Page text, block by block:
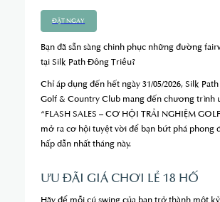
ĐẶT NGAY
Bạn đã sẵn sàng chinh phục những đường
tại Silk Path Đông Triều?
Chỉ áp dụng đến hết ngày 31/05/2026, Silk
Golf & Country Club mang đến chương trình
“FLASH SALES – CƠ HỘI TRẢI NGHIỆM
mở ra cơ hội tuyệt vời để bạn bứt phá phong
hấp dẫn nhất tháng này.
ƯU ĐÃI GIÁ CHƠI LẺ 18 HỐ